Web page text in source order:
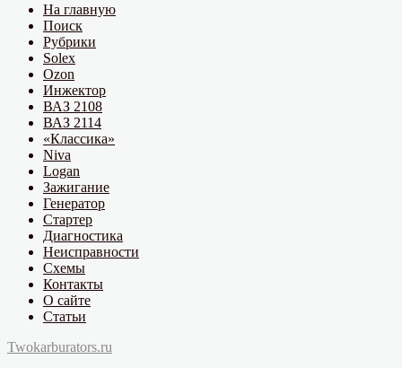
На главную
Поиск
Рубрики
Solex
Ozon
Инжектор
ВАЗ 2108
ВАЗ 2114
«Классика»
Niva
Logan
Зажигание
Генератор
Стартер
Диагностика
Неисправности
Схемы
Контакты
О сайте
Статьи
Twokarburators.ru